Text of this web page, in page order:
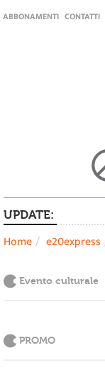
ABBONAMENTI CONTATTI
UPDATE:
Home e20express
Evento culturale
PROMO